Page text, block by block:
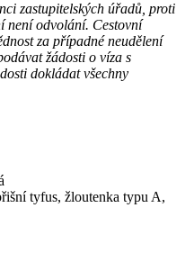
zastupitelských úřadů, proti
není odvolání. Cestovní
za případné neudělení
žádosti o víza s
dokládat všechny
tyfus, žloutenka typu A,